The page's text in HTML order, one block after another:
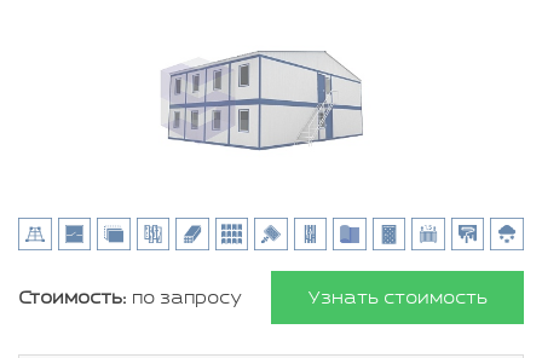
Стоимость: по запросу Узнать стоимость